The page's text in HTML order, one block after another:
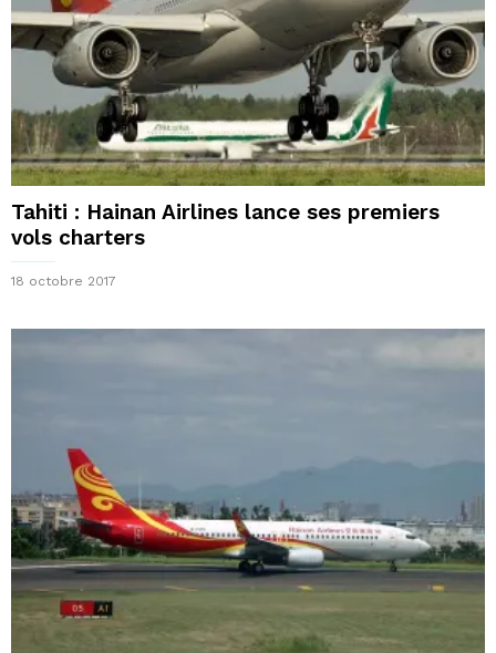
Tahiti : Hainan Airlines lance ses premiers
vols charters
18 octobre 2017